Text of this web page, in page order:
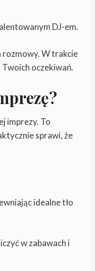
DJ-em.
rozmowy. W trakcie
oczekiwań.
imprezy. To
sprawi, że
idealne tło
w zabawach i